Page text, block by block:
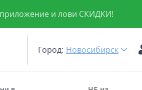
и лови СКИДКИ!
Город: Новосибирск